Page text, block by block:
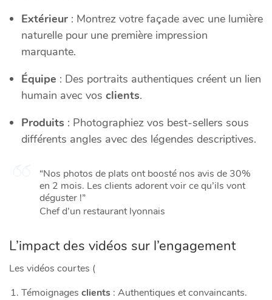
Extérieur : Montrez votre façade avec une lumière
naturelle pour une première impression
marquante.
Équipe : Des portraits authentiques créent un lien
humain avec vos clients.
Produits : Photographiez vos best-sellers sous
différents angles avec des légendes descriptives.
“Nos photos de plats ont boosté nos avis de 30%
en 2 mois. Les clients adorent voir ce qu’ils vont
déguster !”
Chef d’un restaurant lyonnais
L’impact des vidéos sur l’engagement
Les vidéos courtes (
Témoignages clients : Authentiques et convaincants.